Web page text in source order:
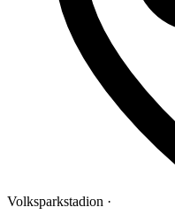
Volksparkstadion ·